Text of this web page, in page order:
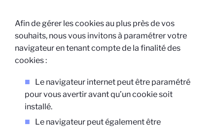
Afin de gérer les cookies au plus près de vos
souhaits, nous vous invitons à paramétrer votre
navigateur en tenant compte de la finalité des
cookies :
Le navigateur internet peut être paramétré
pour vous avertir avant qu’un cookie soit
installé.
Le navigateur peut également être